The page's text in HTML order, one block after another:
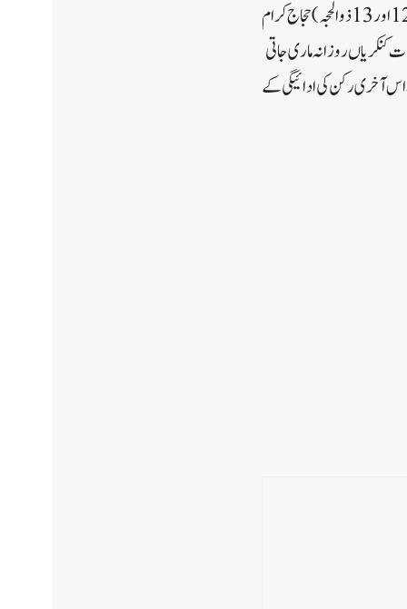
اس کے بعد مکہ مکرمہ جا کر بیت اللہ کا طواف(طوافِ افاضہ) اور صفا و مروہ کے درمیان سعی ادا کی جاتی ہے۔ (11، 12 اور 13 ذوالحجہ)حجاج کرام
روزانہ ماری جاتی
آخری رکن کی ادائیگی کے